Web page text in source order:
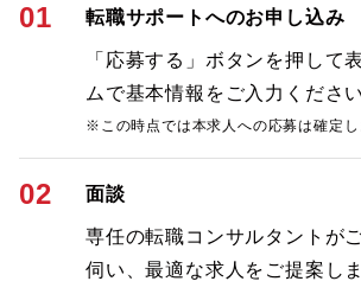
01 転職サポートへのお申し込み
「応募する」ボタンを押して
ムで基本情報をご入力ください
※この時点では本求人への応募は確定し
02 面談
専任の転職コンサルタントが
伺い、最適な求人をご提案しま